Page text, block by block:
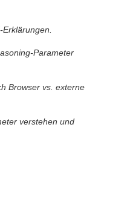
Parameter
Browser vs. externe
verstehen und